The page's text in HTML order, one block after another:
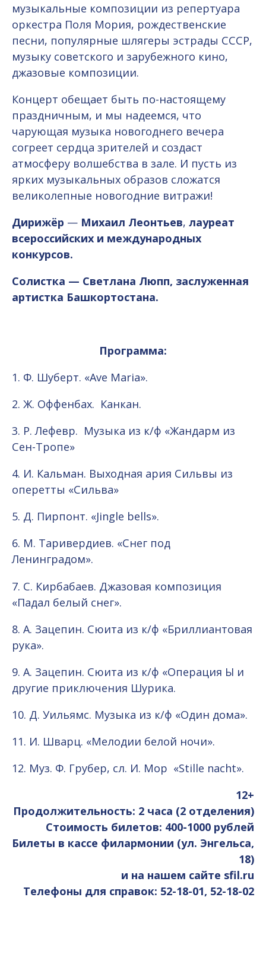
музыкальные композиции из репертуара
оркестра Поля Мория, рождественские
песни, популярные шлягеры эстрады СССР,
музыку советского и зарубежного кино,
джазовые композиции.
Концерт обещает быть по-настоящему
праздничным, и мы надеемся, что
чарующая музыка новогоднего вечера
согреет сердца зрителей и создаст
атмосферу волшебства в зале. И пусть из
ярких музыкальных образов сложатся
великолепные новогодние витражи!
Дирижёр — Михаил Леонтьев, лауреат
всероссийских и международных
конкурсов.
Солистка — Светлана Люпп, заслуженная
артистка Башкортостана.
Программа:
1. Ф. Шуберт. «Ave Maria».
2. Ж. Оффенбах. Канкан.
3. Р. Лефевр. Музыка из к/ф «Жандарм из
Сен-Тропе»
4. И. Кальман. Выходная ария Сильвы из
оперетты «Сильва»
5. Д. Пирпонт. «Jingle bells».
6. М. Таривердиев. «Снег под
Ленинградом».
7. С. Кирбабаев. Джазовая композиция
«Падал белый снег».
8. А. Зацепин. Сюита из к/ф «Бриллиантовая
рука».
9. А. Зацепин. Сюита из к/ф «Операция Ы и
другие приключения Шурика.
10. Д. Уильямс. Музыка из к/ф «Один дома».
11. И. Шварц. «Мелодии белой ночи».
12. Муз. Ф. Грубер, сл. И. Мор «Stille nacht».
12+
Продолжительность: 2 часа (2 отделения)
Стоимость билетов: 400-1000 рублей
Билеты в кассе филармонии (ул. Энгельса,
18)
и на нашем сайте sfil.ru
Телефоны для справок: 52-18-01, 52-18-02